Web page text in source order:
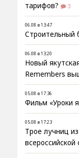
тарифов?
3
06.08 в 13:47
Строительный
06.08 в 13:20
Новый
Remembers
05.08 в 17:36
Фильм «Уроки
05.08 в 17:23
Трое лучниц